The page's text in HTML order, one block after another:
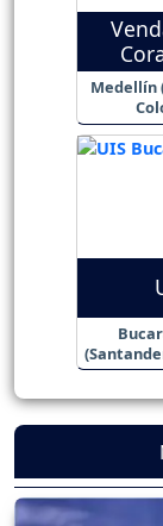
Medellín